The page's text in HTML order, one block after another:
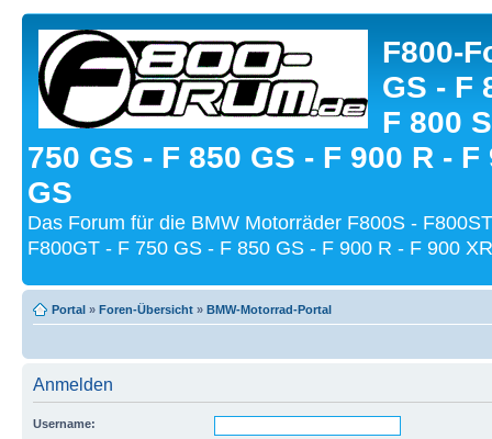
F800-
GS - F
F 800
750 GS - F 850 GS - F 900 R - F
GS
Das Forum für die BMW Motorräder F800S -
F800GT - F 750 GS - F 850 GS - F 900 R - F 900
Portal » Foren-Übersicht » BMW-Motorrad-Portal
Anmelden
Username: